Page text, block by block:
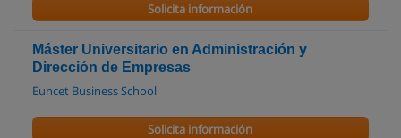
Solicita información
Máster Universitario en Administración y
Dirección de Empresas
Euncet Business School
Solicita información